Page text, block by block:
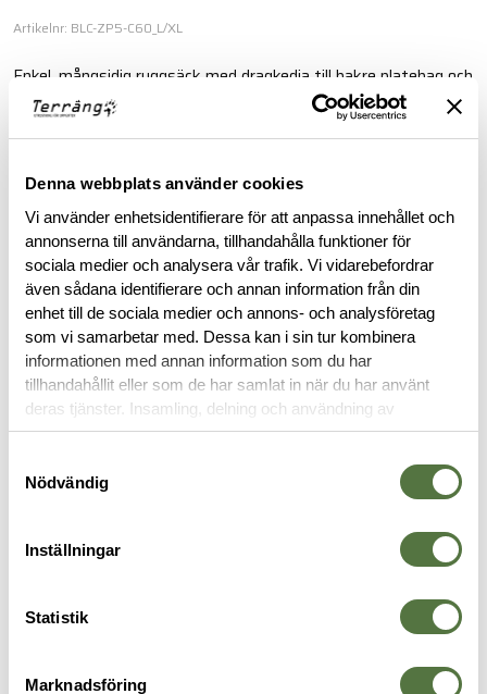
Denna webbplats använder cookies
Vi använder enhetsidentifierare för att anpassa innehållet och
annonserna till användarna, tillhandahålla funktioner för
sociala medier och analysera vår trafik. Vi vidarebefordrar
även sådana identifierare och annan information från din
enhet till de sociala medier och annons- och analysföretag
som vi samarbetar med. Dessa kan i sin tur kombinera
informationen med annan information som du har
tillhandahållit eller som de har samlat in när du har använt
deras tjänster. Insamling, delning och användning av
personuppgifter kan användas för personalisering av
Nödvändig
Inställningar
Statistik
Marknadsföring
Artikelnr: BLC-ZP5-C60_L/XL
Enkel, mångsidig ryggsäck med dragkedja till bakre platebag och
som kan sträckas ut för att rymma viktiga förnödenheter.
Läs mer
BESKRIVNING
RECENSIONER
OM VARUMÄRKET
VÄSTAR & RIGGAR